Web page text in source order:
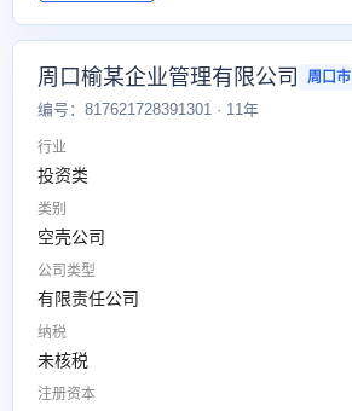
周口榆某企业管理有限公司 周口市
编号：817621728391301 · 11年
行业
投资类
类别
空壳公司
公司类型
有限责任公司
纳税
未核税
注册资本